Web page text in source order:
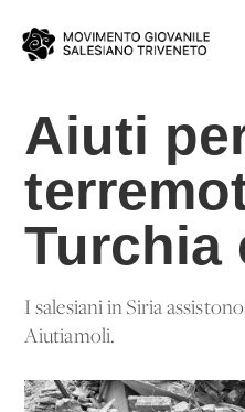
Aiuti
Turchia
I salesiani in Siria
Aiutiamoli.